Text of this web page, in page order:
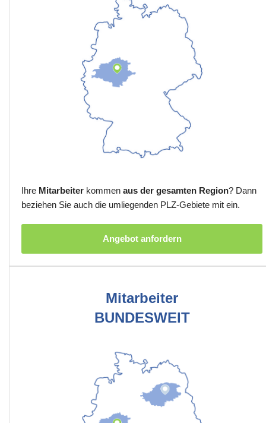
Ihre Mitarbeiter kommen aus der gesamten Region? Dann
beziehen Sie auch die umliegenden PLZ-Gebiete mit ein.
Angebot anfordern
Mitarbeiter
BUNDESWEIT